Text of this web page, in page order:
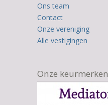
Ons team
Contact
Onze vereniging
Alle vestigingen
Onze keurmerken